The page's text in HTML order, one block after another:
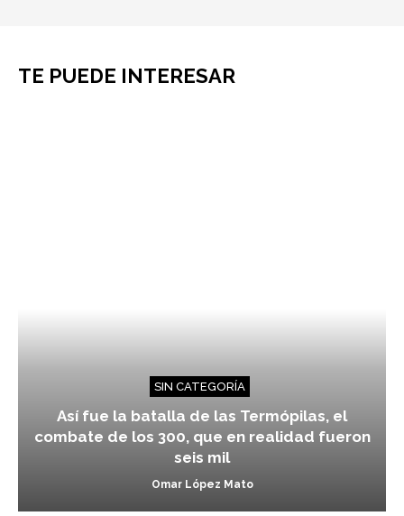
TE PUEDE INTERESAR
SIN CATEGORÍA
Así fue la batalla de las Termópilas, el
combate de los 300, que en realidad fueron
seis mil
Omar López Mato